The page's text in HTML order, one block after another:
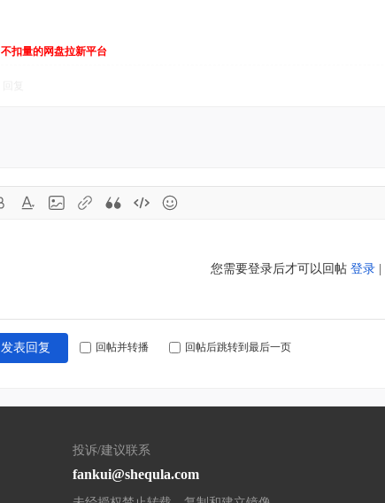
不扣量的网盘拉新平台
您需要登录后才可以回帖 登录
发表回复 回帖并转播 回帖后跳转到最后一页
投诉/建议联系
fankui@shequla.com